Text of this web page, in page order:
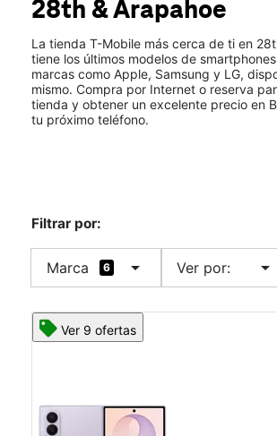
Mié.: 10:00 a.m. a 8:00 p.m.
1590 28th Street Boulder, CO 80303
28th & Arapahoe
La tienda T-Mobile más cerca de ti en
tiene los últimos modelos de
marcas como Apple, Samsung y LG,
mismo. Compra por Internet o reserva
tienda y obtener un excelente precio en
tu próximo teléfono.
Filtrar por:
Marca 6 arrow_drop_down Ver por: arrow_drop_down
Ver 9 ofertas